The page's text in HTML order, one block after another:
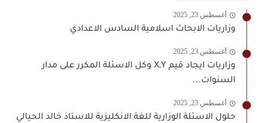
أغسطس 23, 2025
وزاريات الابحاث اسلامية السادس الاعدادي
أغسطس 23, 2025
وزاريات ايجاد قيم X,Y وكل الاسئلة المكرر على مدار
السنوات...
أغسطس 23, 2025
حلول الاسئلة الوزارية للغة الانكليزية للاستاذ خالد الحيالي